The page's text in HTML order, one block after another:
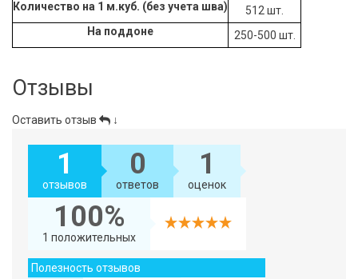
Количество на 1 м.куб. (без учета шва)
512 шт.
На поддоне
250-500 шт.
Отзывы
Оставить отзыв ↓
1
отзывов
0
ответов
1
оценок
100%
1 положительных
Полезность отзывов